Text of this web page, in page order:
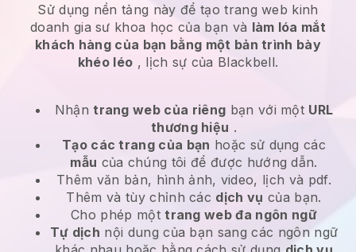
Sử dụng nền tảng này để tạo trang web kinh
doanh gia sư khoa học của bạn và làm lóa mắt
khách hàng của bạn bằng một bản trình bày
khéo léo , lịch sự của Blackbell.
Nhậntrang web của riêng bạn với một URL
thương hiệu .
Tạo các trang của bạn hoặc sử dụng các
mẫu của chúng tôi để được hướng dẫn.
Thêm văn bản, hình ảnh, video, lịch và pdf.
Thêm và tùy chỉnh các dịch vụ của bạn.
Cho phép mộttrang web đa ngôn ngữ
Tự dịch nội dung của bạn sang các ngôn ngữ